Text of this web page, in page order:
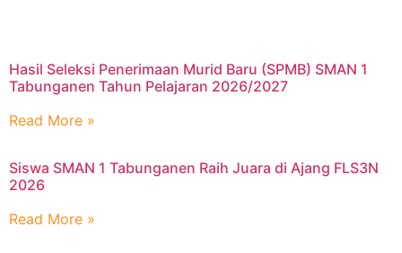
Hasil Seleksi Penerimaan Murid Baru (SPMB) SMAN 1
Tabunganen Tahun Pelajaran 2026/2027
Read More »
Siswa SMAN 1 Tabunganen Raih Juara di Ajang FLS3N
2026
Read More »